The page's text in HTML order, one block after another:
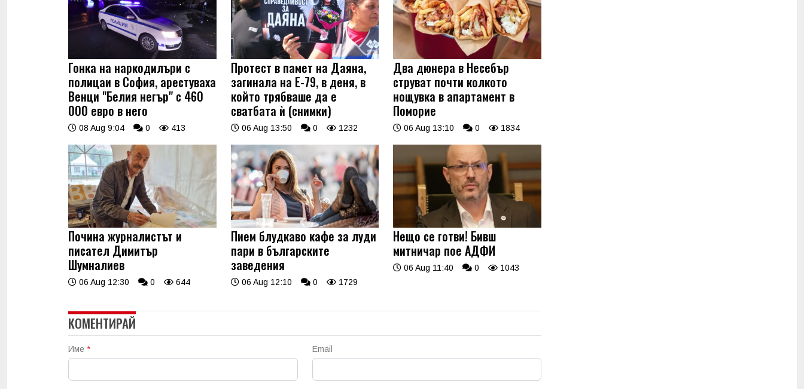
Гонка на наркодилъри с
полицаи в София, арестуваха
Венци "Белия негър" с 460
000 евро в него
08 Aug 9:04 0 413
Протест в памет на Даяна,
загинала на Е-79, в деня, в
който трябваше да е
сватбата ѝ (снимки)
06 Aug 13:50 0 1232
Два дюнера в Несебър
струват почти колкото
нощувка в апартамент в
Поморие
06 Aug 13:10 0 1834
Почина журналистът и
писател Димитър
Шумналиев
06 Aug 12:30 0 644
Пием блудкаво кафе за луди
пари в българските
заведения
06 Aug 12:10 0 1729
Нещо се готви! Бивш
митничар пое АДФИ
06 Aug 11:40 0 1043
КОМЕНТИРАЙ
Име * Email